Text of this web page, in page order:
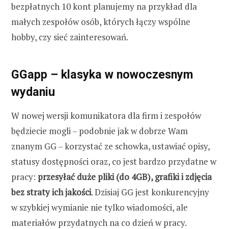
bezpłatnych 10 kont planujemy na przykład dla
małych zespołów osób, których łączy wspólne
hobby, czy sieć zainteresowań.
GGapp – klasyka w nowoczesnym
wydaniu
W nowej wersji komunikatora dla firm i zespołów
będziecie mogli – podobnie jak w dobrze Wam
znanym GG – korzystać ze schowka, ustawiać opisy,
statusy dostępności oraz, co jest bardzo przydatne w
pracy: przesyłać duże pliki (do 4GB), grafiki i zdjęcia
bez straty ich jakości. Dzisiaj GG jest konkurencyjny
w szybkiej wymianie nie tylko wiadomości, ale
materiałów przydatnych na co dzień w pracy.